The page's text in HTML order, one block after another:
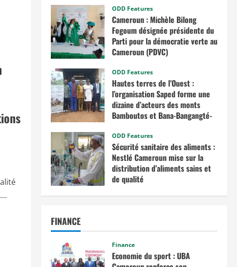
ODD Features
Cameroun : Michèle Bilong
Fogoum désignée présidente du
Parti pour la démocratie verte au
Cameroun (PDVC)
ODD Features
Hautes terres de l’Ouest :
l’organisation Saped forme une
dizaine d’acteurs des monts
Bamboutos et Bana-Bangangté-
considérations de genre dans les
projets de développement
juillet 23, 2025
ODD Features
Sécurité sanitaire des aliments :
Nestlé Cameroun mise sur la
distribution d’aliments sains et
de qualité
FINANCE
Finance
Economie du sport : UBA